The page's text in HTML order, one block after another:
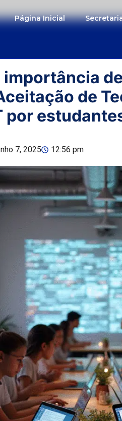
Página Inicial
importância
de
por
7, 2025 12:56 pm